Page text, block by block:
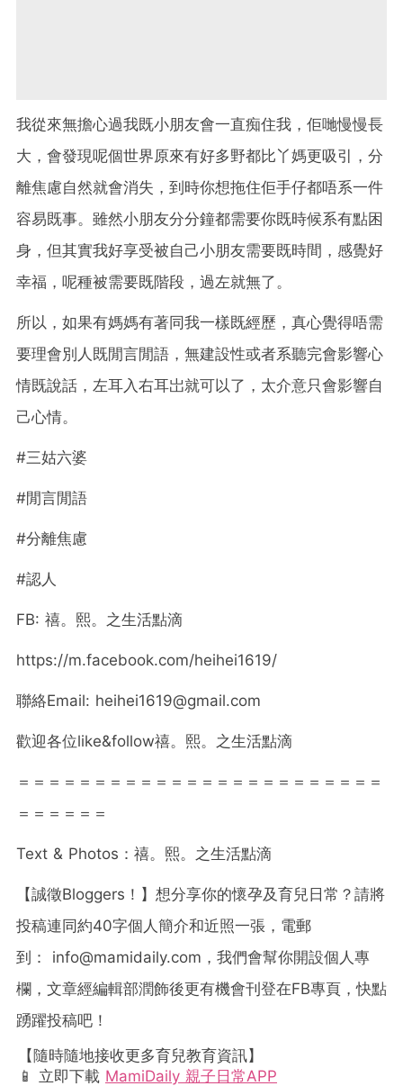
我從來無擔心過我既小朋友會一直痴住我，佢哋慢慢長
大，會發現呢個世界原來有好多野都比丫媽更吸引，分
離焦慮自然就會消失，到時你想拖住佢手仔都唔系一件
容易既事。雖然小朋友分分鐘都需要你既時候系有點困
身，但其實我好享受被自己小朋友需要既時間，感覺好
幸福，呢種被需要既階段，過左就無了。
所以，如果有媽媽有著同我一樣既經歷，真心覺得唔需
要理會別人既閒言閒語，無建設性或者系聽完會影響心
情既說話，左耳入右耳岀就可以了，太介意只會影響自
己心情。
#三姑六婆
#閒言閒語
#分離焦慮
#認人
FB: 禧。熙。之生活點滴
https://m.facebook.com/heihei1619/
聯絡Email: heihei1619@gmail.com
歡迎各位like&follow禧。熙。之生活點滴
＝＝＝＝＝＝＝＝＝＝＝＝＝＝＝＝＝＝＝＝＝＝＝＝
＝＝＝＝＝＝
Text & Photos：禧。熙。之生活點滴
【誠徵Bloggers！】想分享你的懷孕及育兒日常？請將
投稿連同約40字個人簡介和近照一張，電郵
到： info@mamidaily.com ，我們會幫你開設個人專
欄，文章經編輯部潤飾後更有機會刊登在FB專頁，快點
踴躍投稿吧！
【隨時隨地接收更多育兒教育資訊】
📱 立即下載 MamiDaily 親子日常APP